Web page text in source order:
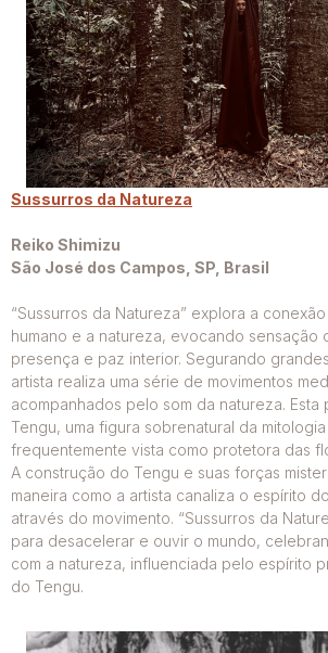
Sussurros da Natureza
Reiko Shimizu
São José dos Campos, SP, Brasil
“Sussurros da Natureza” explora a
humano e a natureza, evocando sensação
presença e paz interior. Segurando
artista realiza uma série de movimentos
acompanhados pelo som da natureza. Esta
Tengu, uma figura sobrenatural da
frequentemente vista como protetora das
A construção do Tengu e suas forças
maneira como a artista canaliza o espírito
através do movimento. “Sussurros da
para desacelerar e ouvir o mundo,
com a natureza, influenciada pelo espírito
do Tengu.